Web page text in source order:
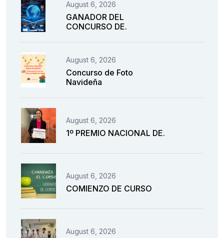
August 6, 2026
GANADOR DEL
CONCURSO DE.
August 6, 2026
Concurso de Foto
Navideña
August 6, 2026
1º PREMIO NACIONAL DE.
August 6, 2026
COMIENZO DE CURSO
August 6, 2026